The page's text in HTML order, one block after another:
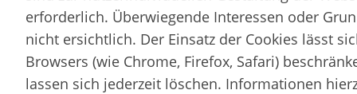
erforderlich. Überwiegende Interessen oder
nicht ersichtlich. Der Einsatz der Cookies lässt
Browsers (wie Chrome, Firefox, Safari)
lassen sich jederzeit löschen. Informationen